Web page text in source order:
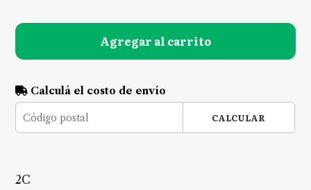
Agregar al carrito
Calculá el costo de envío
CALCULAR
2C